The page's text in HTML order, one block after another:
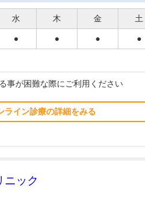
水 木 金 土
● ● ● ●
事が困難な際にご利用ください
ライン診療の詳細をみる
ニック